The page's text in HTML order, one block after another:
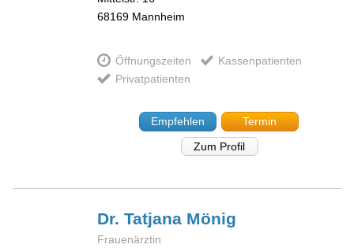
68169 Mannheim
Öffnungszeiten
Kassenpatienten
Privatpatienten
Empfehlen
Termin
Zum Profil
Dr. Tatjana Mönig
Frauenärztin